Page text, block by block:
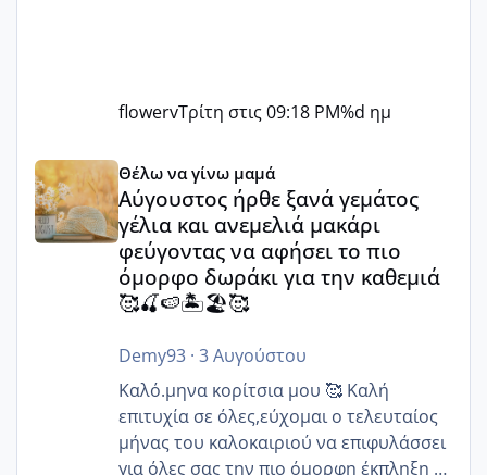
flowervΤρίτη στις 09:18 PM%d ημ
Αύγουστος ήρθε ξανά γεμάτος γέλια και ανεμελιά
Θέλω να γίνω μαμά
Αύγουστος ήρθε ξανά γεμάτος
γέλια και ανεμελιά μακάρι
φεύγοντας να αφήσει το πιο
όμορφο δωράκι για την καθεμιά
🥰🍒🍉🏝️🏖️🥰
Demy93· 3 Αυγούστου
Καλό.μηνα κορίτσια μου 🥰 Καλή
επιτυχία σε όλες,εύχομαι ο τελευταίος
μήνας του καλοκαιριού να επιφυλάσσει
για όλες σας την πιο όμορφη έκπληξη 🧿